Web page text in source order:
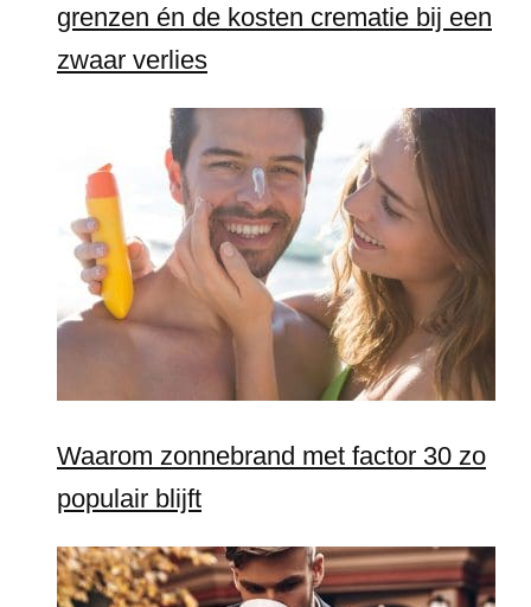
grenzen én de kosten crematie bij een
zwaar verlies
Waarom zonnebrand met factor 30 zo
populair blijft